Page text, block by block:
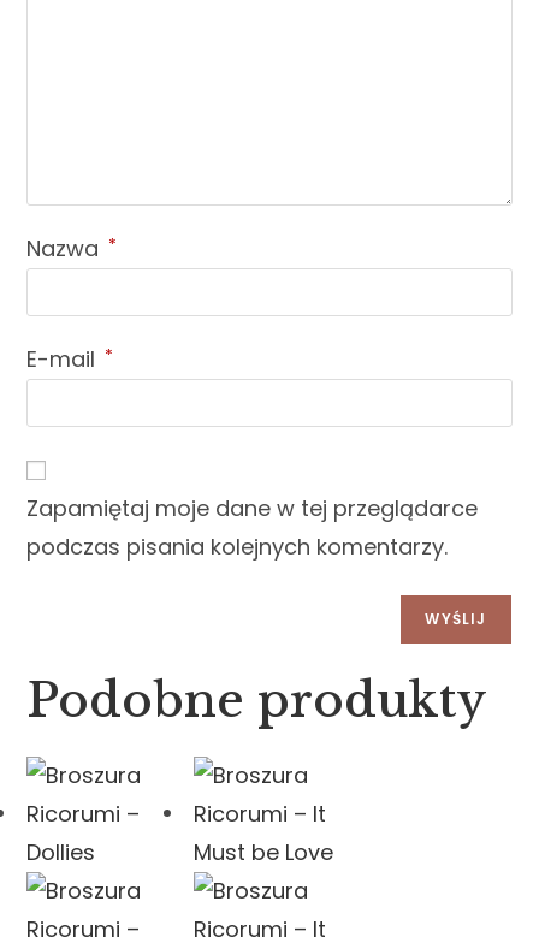
Nazwa *
E-mail *
Zapamiętaj moje dane w tej przeglądarce
podczas pisania kolejnych komentarzy.
Podobne produkty